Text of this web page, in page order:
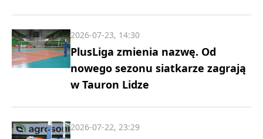
PlusLiga zmienia nazwę. Od
nowego sezonu siatkarze zagrają
w Tauron Lidze
2026-07-23, 14:30
2026-07-22, 23:29